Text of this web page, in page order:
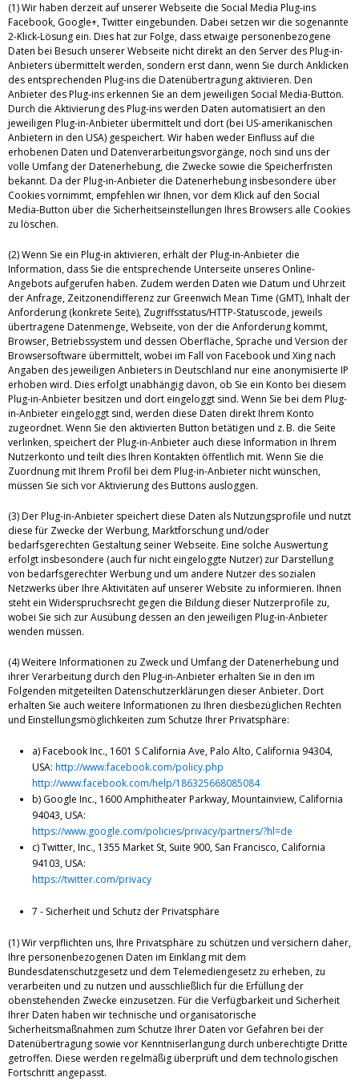
(1) Wir haben derzeit auf unserer Webseite die Social Media Plug-ins
Facebook, Google+, Twitter eingebunden. Dabei setzen wir die sogenannte
2-Klick-Lösung ein. Dies hat zur Folge, dass etwaige personenbezogene
Daten bei Besuch unserer Webseite nicht direkt an den Server des Plug-in-
Anbieters übermittelt werden, sondern erst dann, wenn Sie durch Anklicken
des entsprechenden Plug-ins die Datenübertragung aktivieren. Den
Anbieter des Plug-ins erkennen Sie an dem jeweiligen Social Media-Button.
Durch die Aktivierung des Plug-ins werden Daten automatisiert an den
jeweiligen Plug-in-Anbieter übermittelt und dort (bei US-amerikanischen
Anbietern in den USA) gespeichert. Wir haben weder Einfluss auf die
erhobenen Daten und Datenverarbeitungsvorgänge, noch sind uns der
volle Umfang der Datenerhebung, die Zwecke sowie die Speicherfristen
bekannt. Da der Plug-in-Anbieter die Datenerhebung insbesondere über
Cookies vornimmt, empfehlen wir Ihnen, vor dem Klick auf den Social
Media-Button über die Sicherheitseinstellungen Ihres Browsers alle Cookies
zu löschen.
(2) Wenn Sie ein Plug-in aktivieren, erhält der Plug-in-Anbieter die
Information, dass Sie die entsprechende Unterseite unseres Online-
Angebots aufgerufen haben. Zudem werden Daten wie Datum und Uhrzeit
der Anfrage, Zeitzonendifferenz zur Greenwich Mean Time (GMT), Inhalt der
Anforderung (konkrete Seite), Zugriffsstatus/HTTP-Statuscode, jeweils
übertragene Datenmenge, Webseite, von der die Anforderung kommt,
Browser, Betriebssystem und dessen Oberfläche, Sprache und Version der
Browsersoftware übermittelt, wobei im Fall von Facebook und Xing nach
Angaben des jeweiligen Anbieters in Deutschland nur eine anonymisierte IP
erhoben wird. Dies erfolgt unabhängig davon, ob Sie ein Konto bei diesem
Plug-in-Anbieter besitzen und dort eingeloggt sind. Wenn Sie bei dem Plug-
in-Anbieter eingeloggt sind, werden diese Daten direkt Ihrem Konto
zugeordnet. Wenn Sie den aktivierten Button betätigen und z. B. die Seite
verlinken, speichert der Plug-in-Anbieter auch diese Information in Ihrem
Nutzerkonto und teilt dies Ihren Kontakten öffentlich mit. Wenn Sie die
Zuordnung mit Ihrem Profil bei dem Plug-in-Anbieter nicht wünschen,
müssen Sie sich vor Aktivierung des Buttons ausloggen.
(3) Der Plug-in-Anbieter speichert diese Daten als Nutzungsprofile und nutzt
diese für Zwecke der Werbung, Marktforschung und/oder
bedarfsgerechten Gestaltung seiner Webseite. Eine solche Auswertung
erfolgt insbesondere (auch für nicht eingeloggte Nutzer) zur Darstellung
von bedarfsgerechter Werbung und um andere Nutzer des sozialen
Netzwerks über Ihre Aktivitäten auf unserer Website zu informieren. Ihnen
steht ein Widerspruchsrecht gegen die Bildung dieser Nutzerprofile zu,
wobei Sie sich zur Ausübung dessen an den jeweiligen Plug-in-Anbieter
wenden müssen.
(4) Weitere Informationen zu Zweck und Umfang der Datenerhebung und
ihrer Verarbeitung durch den Plug-in-Anbieter erhalten Sie in den im
Folgenden mitgeteilten Datenschutzerklärungen dieser Anbieter. Dort
erhalten Sie auch weitere Informationen zu Ihren diesbezüglichen Rechten
und Einstellungsmöglichkeiten zum Schutze Ihrer Privatsphäre:
a) Facebook Inc., 1601 S California Ave, Palo Alto, California 94304,
USA: http://www.facebook.com/policy.php
http://www.facebook.com/help/186325668085084
b) Google Inc., 1600 Amphitheater Parkway, Mountainview, California
94043, USA:
https://www.google.com/policies/privacy/partners/?hl=de
c) Twitter, Inc., 1355 Market St, Suite 900, San Francisco, California
94103, USA:
https://twitter.com/privacy
7 - Sicherheit und Schutz der Privatsphäre
(1) Wir verpflichten uns, Ihre Privatsphäre zu schützen und versichern daher,
Ihre personenbezogenen Daten im Einklang mit dem
Bundesdatenschutzgesetz und dem Telemediengesetz zu erheben, zu
verarbeiten und zu nutzen und ausschließlich für die Erfüllung der
obenstehenden Zwecke einzusetzen. Für die Verfügbarkeit und Sicherheit
Ihrer Daten haben wir technische und organisatorische
Sicherheitsmaßnahmen zum Schutze Ihrer Daten vor Gefahren bei der
Datenübertragung sowie vor Kenntniserlangung durch unberechtigte Dritte
getroffen. Diese werden regelmäßig überprüft und dem technologischen
Fortschritt angepasst.